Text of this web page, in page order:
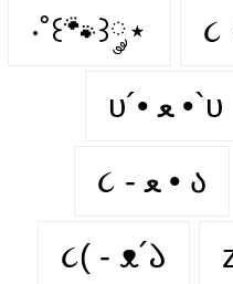
‧˚꒰🐾꒱༘⋆
υ´• ﻌ •`υ
૮ - ﻌ • ა
૮( - ᴥ՛𑁬